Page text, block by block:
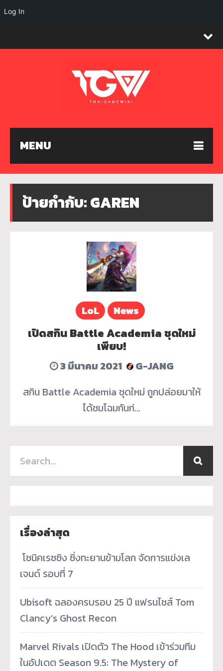
MENU
ป้ายกำกับ:GAREN
LoL News
เปิดสกิน Battle Academia ชุดใหม่
เพียบ!
3 มีนาคม 2021
G-JANG
สกิน Battle Academia ชุดใหม่ ถูกปล่อยมาให้
ได้ชมโฉมกันก่…
เรื่องล่าสุด
­ โซนิคเรซซิง ซิ่งทะยานข้ามโลก จัดการแข่งเล
เจนด์ รอบที่ 7
Ubisoft ฉลองครบรอบ 25 ปี แฟรนไชส์ Tom
Clancy’s Ghost Recon
Marvel Rivals เปิดตัว The Hood เข้าร่วมทีม
ในอัปเดต Season 9.5: The Mystery of
Log In